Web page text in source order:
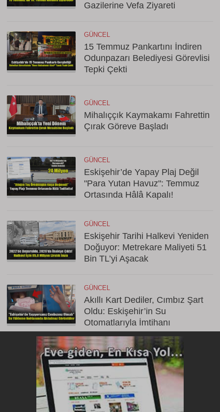
Gazilerine Vefa Ziyareti
GÜNCEL
15 Temmuz Pankartını İndiren
Odunpazarı Belediyesi Görevlisi
Tepki Çekti
GÜNCEL
Mihalıççık Kaymakamı Fahrettin
Çırak Göreve Başladı
GÜNCEL
Eskişehir’de Yapay Plaj Değil
"Para Yutan Havuz": Temmuz
Ortasında Hâlâ Kapalı!
GÜNCEL
Eskişehir Tarihi Halkevi Yeniden
Doğuyor: Metrekare Maliyeti 51
Bin TL’yi Aşacak
GÜNCEL
Akıllı Kart Dediler, Cımbız Şart
Oldu: Eskişehir’in Su
Otomatlarıyla İmtihanı